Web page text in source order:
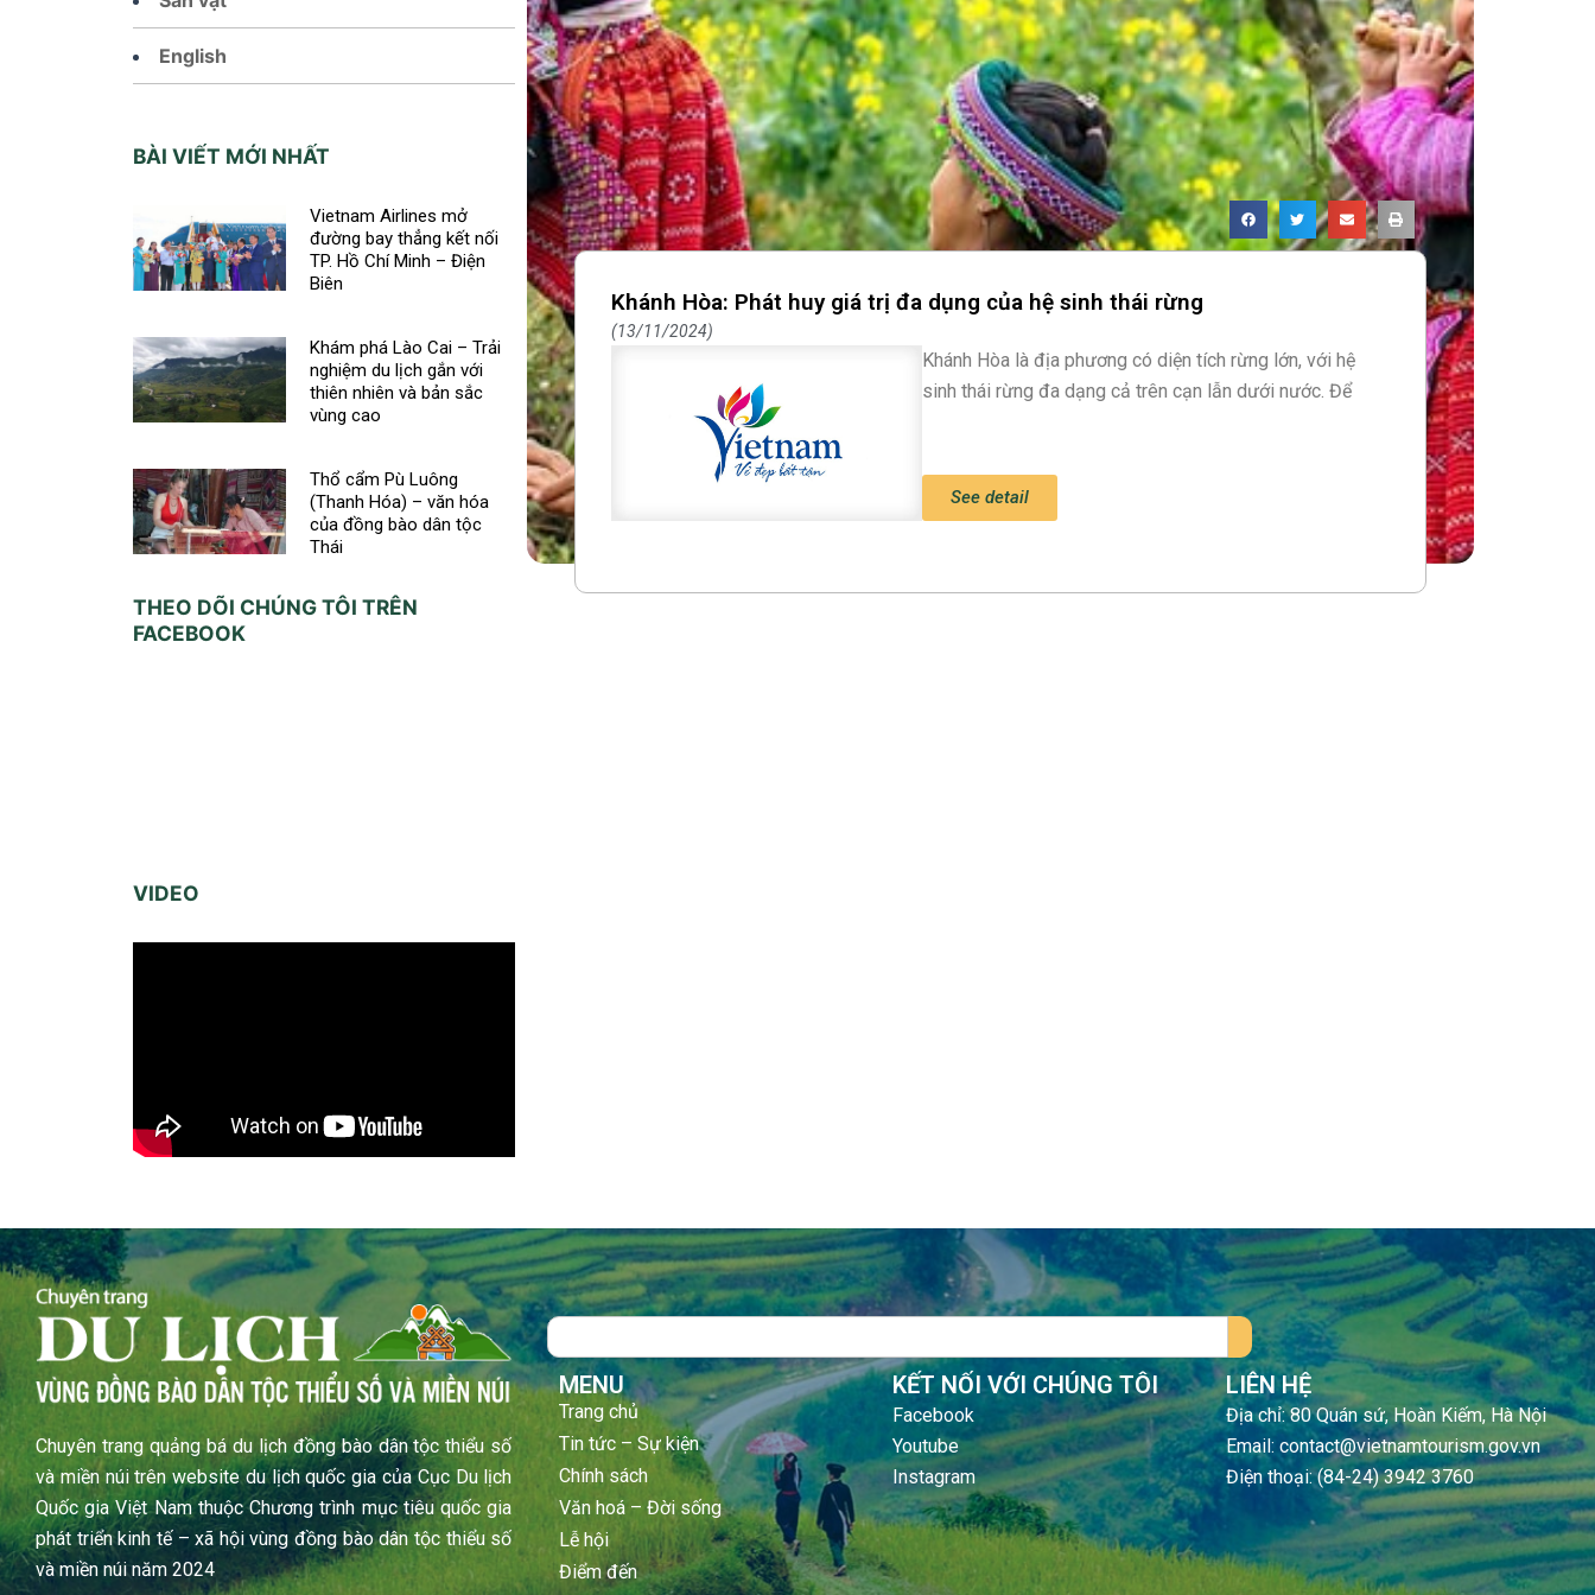
English
BÀI VIẾT MỚI NHẤT
Vietnam Airlines mở
đường bay thẳng kết nối
TP. Hồ Chí Minh – Điện
Biên
Khám phá Lào Cai – Trải
nghiệm du lịch gắn với
thiên nhiên và bản sắc
vùng cao
Thổ cẩm Pù Luông
(Thanh Hóa) – văn hóa
của đồng bào dân tộc
Thái
THEO DÕI CHÚNG TÔI TRÊN
FACEBOOK
VIDEO
Khánh Hòa: Phát huy giá trị đa dụng của hệ sinh thái rừng
13/11/2024
Khánh Hòa là địa phương có diện tích rừng lớn, với hệ
sinh thái rừng đa dạng cả trên cạn lẫn dưới nước. Để
See detail
Chuyên trang quảng bá du lịch đồng bào dân tộc thiểu số
và miền núi trên website du lịch quốc gia của Cục Du lịch
Quốc gia Việt Nam thuộc Chương trình mục tiêu quốc gia
phát triển kinh tế – xã hội vùng đồng bào dân tộc thiểu số
và miền núi năm 2024
Search
MENU
Trang chủ
Tin tức – Sự kiện
Chính sách
Văn hoá – Đời sống
Lễ hội
Điểm đến
KẾT NỐI VỚI CHÚNG TÔI
Facebook
Youtube
Instagram
LIÊN HỆ
Địa chỉ: 80 Quán sứ, Hoàn Kiếm, Hà Nội
Email: contact@vietnamtourism.gov.vn
Điện thoại: (84-24) 3942 3760